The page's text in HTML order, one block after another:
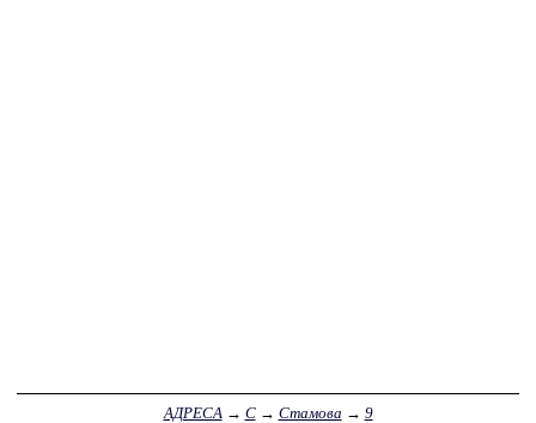
АДРЕСА→ С→ Стамова → 9